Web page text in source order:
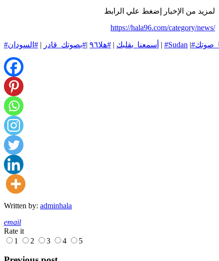
لمزيد من الإخبار إضغط علي الرابط
https://hala96.com/category/news/
#أسمعنا_بقلبك | #هلا٩٦ |#بصوتك_قادر | #السودان | #Sudan |
Written by: adminhala
email
Rate it
1
2 3 4 5